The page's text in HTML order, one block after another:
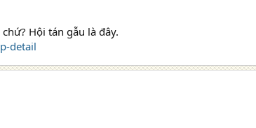
Hội tán gẫu là đây.
detail